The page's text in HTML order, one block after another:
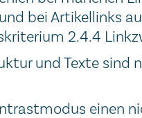
bei Artikellinks
2.4.4
und Texte
einen